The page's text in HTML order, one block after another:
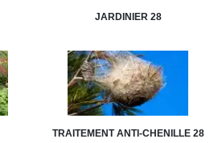
JARDINIER 28
TRAITEMENT ANTI-CHENILLE 28